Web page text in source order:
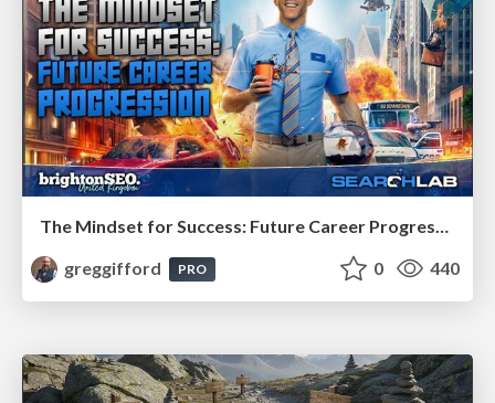
The Mindset for Success: Future Career Progression
greggifford
PRO 0 440